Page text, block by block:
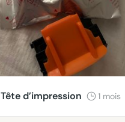
Tête d’impression 1 mois